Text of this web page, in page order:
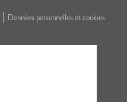
Données personnelles et cookies